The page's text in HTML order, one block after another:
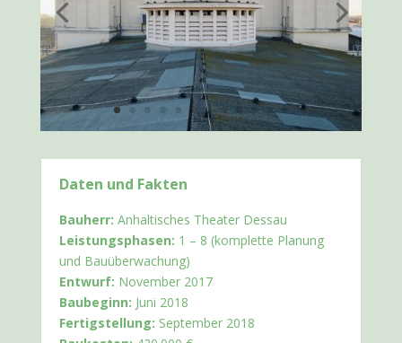
Daten und Fakten
Bauherr: Anhaltisches Theater Dessau
Leistungsphasen: 1 – 8 (komplette Planung
und Bauüberwachung)
Entwurf: November 2017
Baubeginn: Juni 2018
Fertigstellung: September 2018